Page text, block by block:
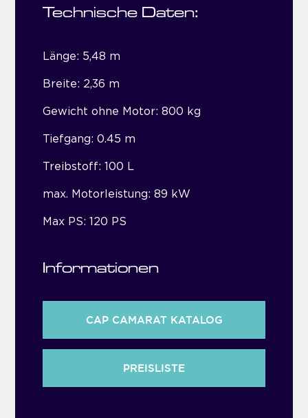
Technische Daten:
Länge: 5,48 m
Breite: 2,36 m
Gewicht ohne Motor: 800 kg
Tiefgang: 0.45 m
Treibstoff: 100 L
max. Motorleistung: 89 kW
Max PS: 120 PS
Informationen
CAP CAMARAT KATALOG
PREISLISTE